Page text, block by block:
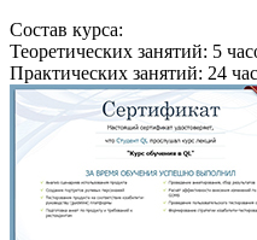
Состав курса:
Теоретических занятий: 5
Практических занятий: 24